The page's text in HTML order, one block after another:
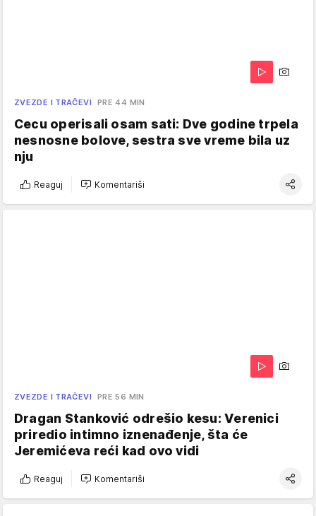
ZVEZDE I TRAČEVI PRE 44 MIN
Cecu operisali osam sati: Dve godine trpela
nesnosne bolove, sestra sve vreme bila uz
nju
Reaguj Komentariši
ZVEZDE I TRAČEVI PRE 56 MIN
Dragan Stanković odrešio kesu: Verenici
priredio intimno iznenađenje, šta će
Jeremićeva reći kad ovo vidi
Reaguj Komentariši